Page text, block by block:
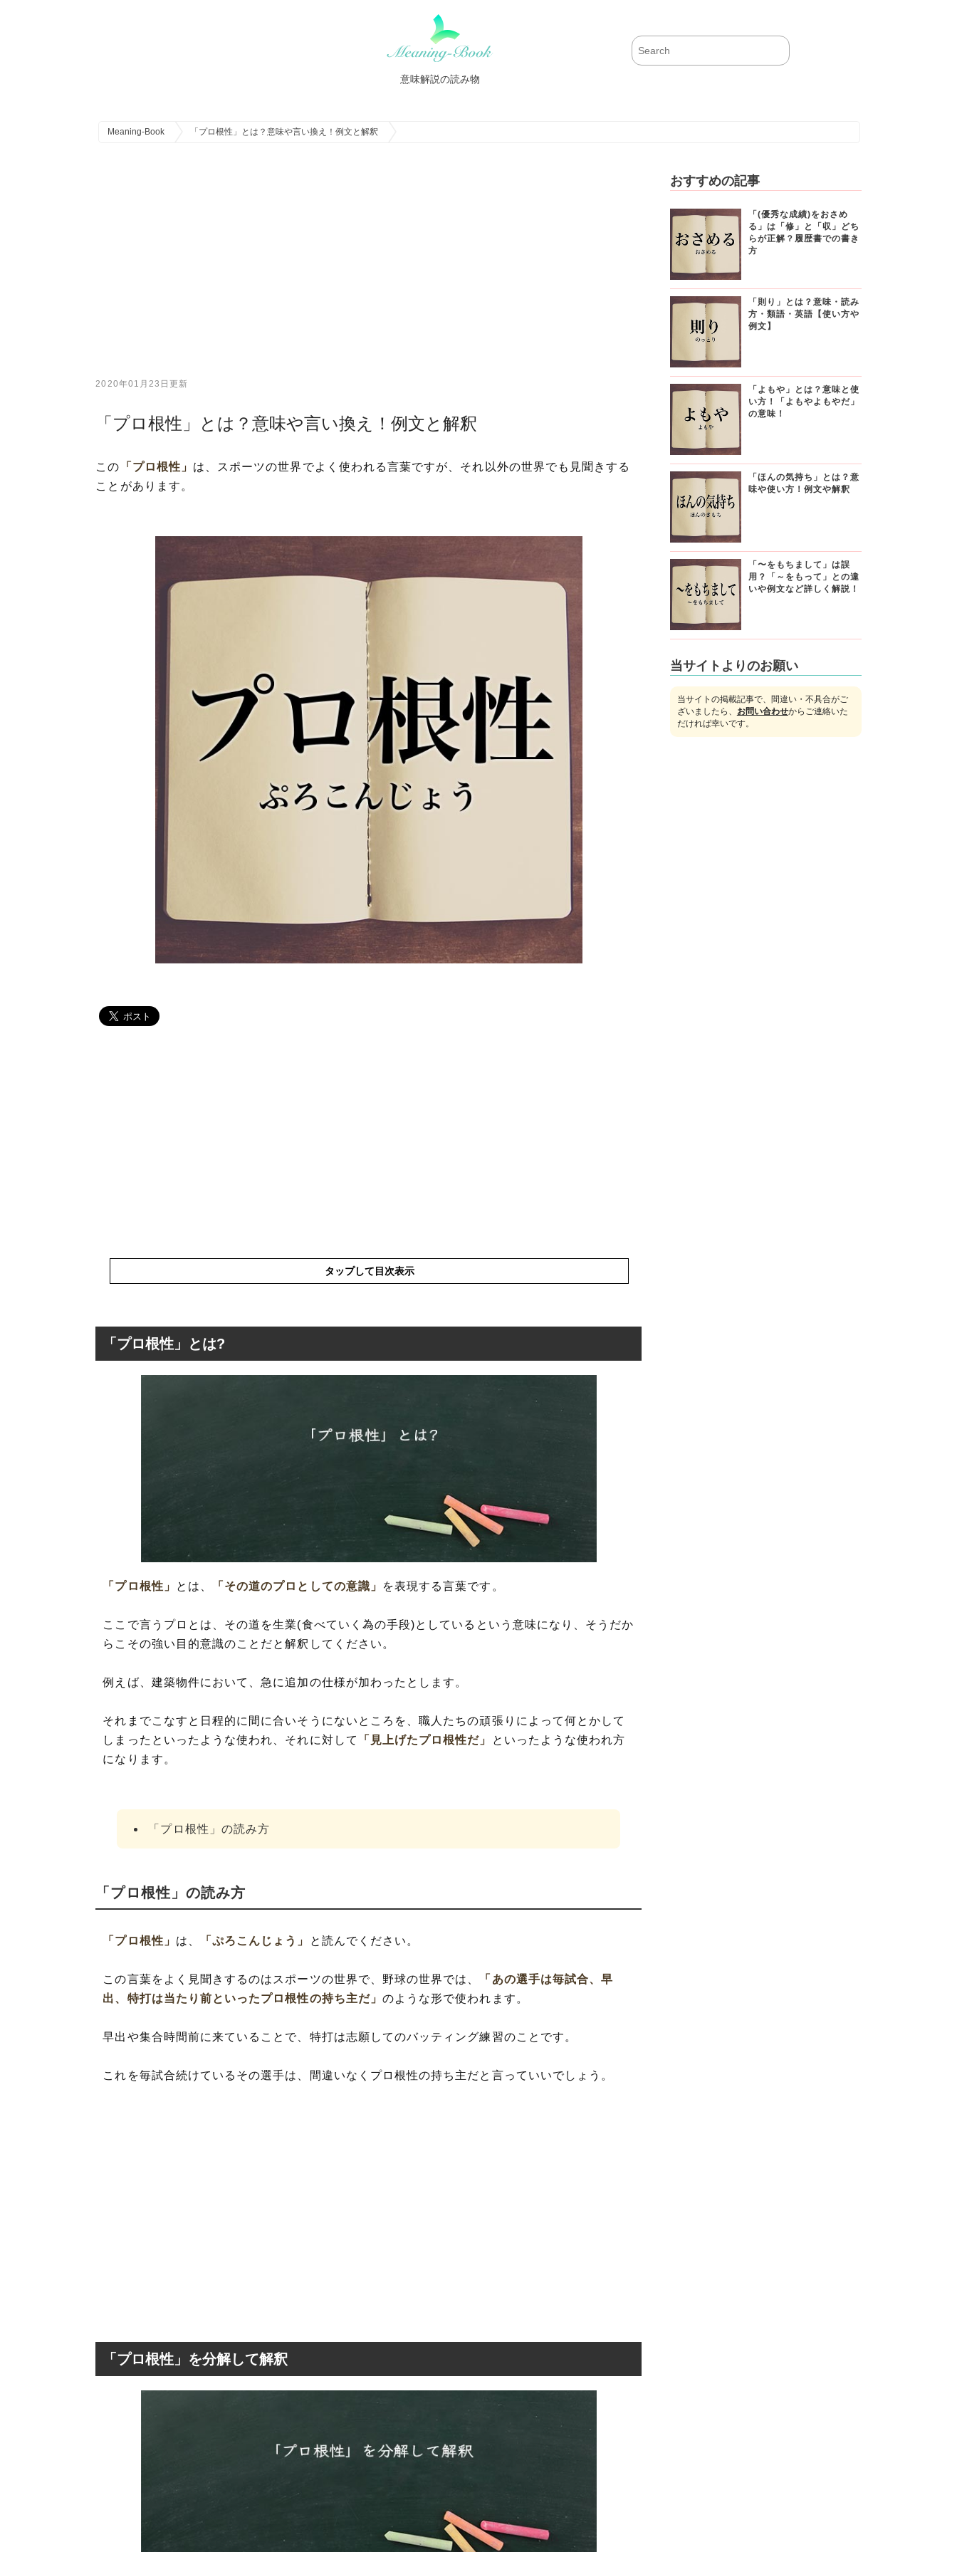
意味解説の読み物
Meaning-Book 「プロ根性」とは？意味や言い換え！例文と解釈
2020年01月23日更新
「プロ根性」とは？意味や言い換え！例文と解釈
この 「プロ根性」 は、スポーツの世界でよく使われる言葉ですが、それ以外の世界でも見聞きする
ことがあります。
タップして目次表示
「プロ根性」を分解して解釈
「プロ根性」を使った例文と意味を解釈
「プロ根性」の類語や類義語・言い換え
「プロ根性」とは?
「プロ根性」 とは、 「その道のプロとしての意識」 を表現する言葉です。
ここで言うプロとは、その道を生業(食べていく為の手段)としているという意味になり、そうだか
らこその強い目的意識のことだと解釈してください。
例えば、建築物件において、急に追加の仕様が加わったとします。
それまでこなすと日程的に間に合いそうにないところを、職人たちの頑張りによって何とかして
しまったといったような使われ、それに対して
「見上げたプロ根性だ」
といったような使われ方
になります。
「プロ根性」の読み方
「プロ根性」の読み方
「プロ根性」 は、 「ぷろこんじょう」 と読んでください。
この言葉をよく見聞きするのはスポーツの世界で、野球の世界では、
「あの選手は毎試合、早
出、特打は当たり前といったプロ根性の持ち主だ」 のような形で使われます。
早出や集合時間前に来ていることで、特打は志願してのバッティング練習のことです。
これを毎試合続けているその選手は、間違いなくプロ根性の持ち主だと言っていいでしょう。
「プロ根性」を分解して解釈
おすすめの記事
「(優秀な成績)をおさめ
る」は「修」と「収」どち
らが正解？履歴書での書き
方
「則り」とは？意味・読み
方・類語・英語【使い方や
例文】
「よもや」とは？意味と使
い方！「よもやよもやだ」
の意味！
「ほんの気持ち」とは？意
味や使い方！例文や解釈
「〜をもちまして」は誤
用？「～をもって」との違
いや例文など詳しく解説！
当サイトよりのお願い
当サイトの掲載記事で、間違い・不具合がご
ざいましたら、 お問い合わせからご連絡いた
だければ幸いです。